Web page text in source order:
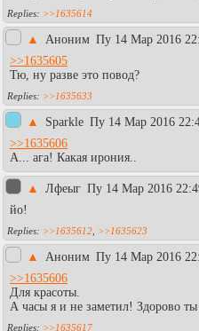
>>1635614
▲ Аноним Пy 14 Мар 2016
>>1635605
Тю, ну разве это повод?
>>1635633
▲ Sparkle Пy 14 Мар 2016
>>1635606
А... ага! Какая ирония..
▲ Лфеыг Пy 14 Мар 2016
йо!
>>1635612 >>1635623
▲ Аноним Пy 14 Мар 2016
>>1635606
Для красоты.
А часы я и не заметил! Здорово ты
>>1635617